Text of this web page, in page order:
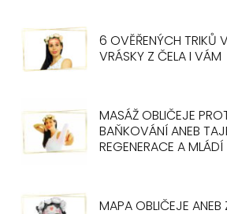
6 OVĚŘENÝCH TRIKŮ
VRÁSKY Z ČELA I VÁM
MASÁŽ OBLIČEJE
BAŇKOVÁNÍ ANEB
REGENERACE A MLÁDÍ
MAPA OBLIČEJE